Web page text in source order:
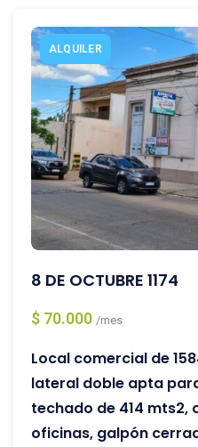
ALQUILER
8 DE OCTUBRE 1174
$ 70.000 /mes
Local comercial de
lateral doble apta
techado de 414 mts2,
oficinas, galpón